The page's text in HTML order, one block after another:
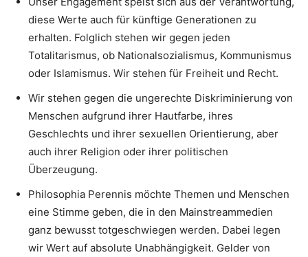
diese Werte auch für künftige Generationen zu
erhalten. Folglich stehen wir gegen jeden
Totalitarismus, ob Nationalsozialismus, Kommunismus
oder Islamismus. Wir stehen für Freiheit und Recht.
Wir stehen gegen die ungerechte Diskriminierung von
Menschen aufgrund ihrer Hautfarbe, ihres
Geschlechts und ihrer sexuellen Orientierung, aber
auch ihrer Religion oder ihrer politischen
Überzeugung.
Philosophia Perennis möchte Themen und Menschen
eine Stimme geben, die in den Mainstreammedien
ganz bewusst totgeschwiegen werden. Dabei legen
wir Wert auf absolute Unabhängigkeit. Gelder von